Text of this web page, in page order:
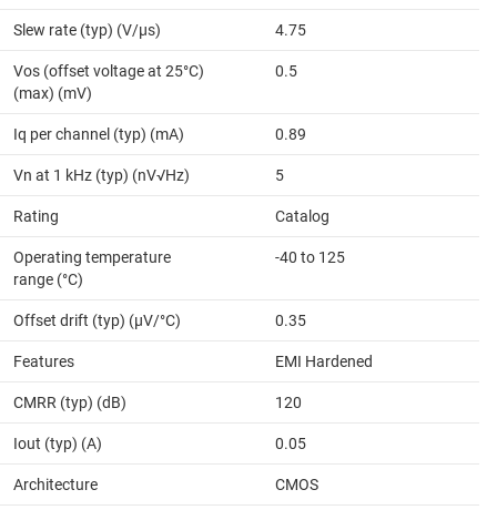
Slew rate (typ) (V/µs) 4.75
Vos (offset voltage at 25°C)
(max) (mV)
0.5
Iq per channel (typ) (mA) 0.89
Vn at 1 kHz (typ) (nV√Hz) 5
Rating Catalog
Operating temperature
range (°C)
-40 to 125
Offset drift (typ) (µV/°C) 0.35
Features EMI Hardened
CMRR (typ) (dB) 120
Iout (typ) (A) 0.05
Architecture CMOS